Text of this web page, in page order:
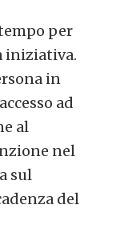
per
iniziativa.
in
ad
al
nel
sul
del